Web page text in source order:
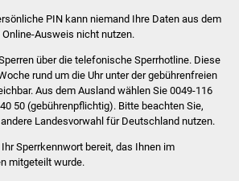
Sanierung Hallenbad
Sanierung Bizethalle
Ortsentwicklung
Presse
PIN kann niemand Ihre Daten aus dem
Ausweis nicht nutzen.
über die telefonische Sperrhotline. Diese
rund um die Uhr unter der gebührenfreien
Aus dem Ausland wählen Sie 0049-116
50 (gebührenpflichtig). Bitte beachten Sie,
Landesvorwahl für Deutschland nutzen.
Sperrkennwort bereit, das Ihnen im
mitgeteilt wurde.